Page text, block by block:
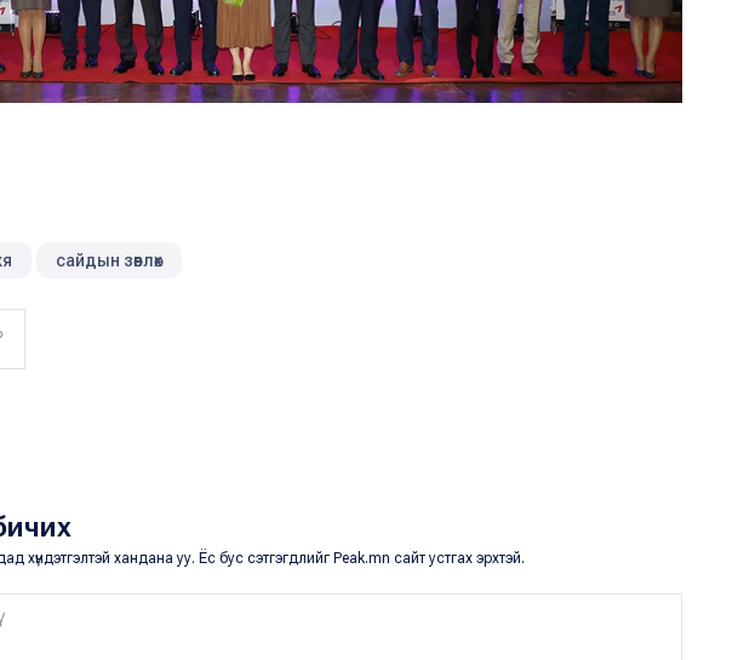
сайдын зөвлөх
хүндэтгэлтэй хандана уу. Ёс бус сэтгэгдлийг Peak.mn сайт устгах эрхтэй.